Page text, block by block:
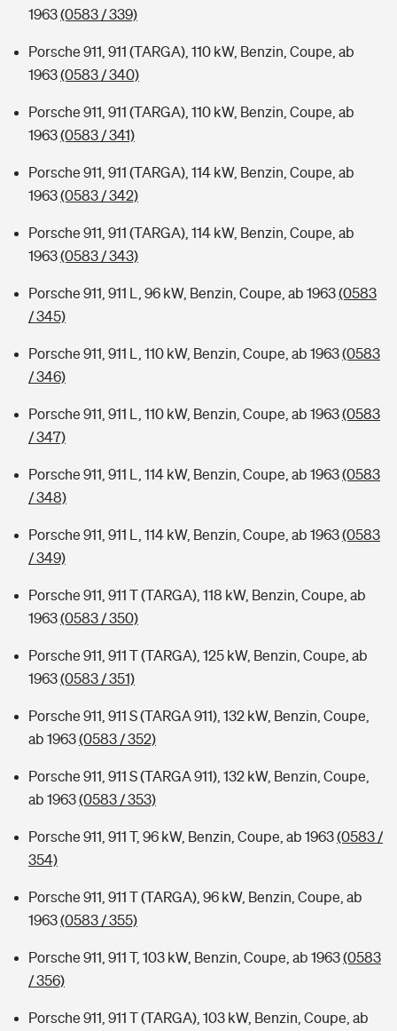
1963(0583 / 339)
Porsche 911, 911 (TARGA), 110 kW, Benzin, Coupe, ab
1963(0583 / 340)
Porsche 911, 911 (TARGA), 110 kW, Benzin, Coupe, ab
1963(0583 / 341)
Porsche 911, 911 (TARGA), 114 kW, Benzin, Coupe, ab
1963(0583 / 342)
Porsche 911, 911 (TARGA), 114 kW, Benzin, Coupe, ab
1963(0583 / 343)
Porsche 911, 911 L, 96 kW, Benzin, Coupe, ab 1963(0583
/ 345)
Porsche 911, 911 L, 110 kW, Benzin, Coupe, ab 1963(0583
/ 346)
Porsche 911, 911 L, 110 kW, Benzin, Coupe, ab 1963(0583
/ 347)
Porsche 911, 911 L, 114 kW, Benzin, Coupe, ab 1963(0583
/ 348)
Porsche 911, 911 L, 114 kW, Benzin, Coupe, ab 1963(0583
/ 349)
Porsche 911, 911 T (TARGA), 118 kW, Benzin, Coupe, ab
1963(0583 / 350)
Porsche 911, 911 T (TARGA), 125 kW, Benzin, Coupe, ab
1963(0583 / 351)
Porsche 911, 911 S (TARGA 911), 132 kW, Benzin, Coupe,
ab 1963(0583 / 352)
Porsche 911, 911 S (TARGA 911), 132 kW, Benzin, Coupe,
ab 1963(0583 / 353)
Porsche 911, 911 T, 96 kW, Benzin, Coupe, ab 1963(0583 /
354)
Porsche 911, 911 T (TARGA), 96 kW, Benzin, Coupe, ab
1963(0583 / 355)
Porsche 911, 911 T, 103 kW, Benzin, Coupe, ab 1963(0583
/ 356)
Porsche 911, 911 T (TARGA), 103 kW, Benzin, Coupe, ab